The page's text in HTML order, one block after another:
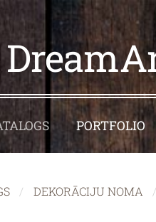
PORTFOLIO
DEKORĀCIJU NOMA